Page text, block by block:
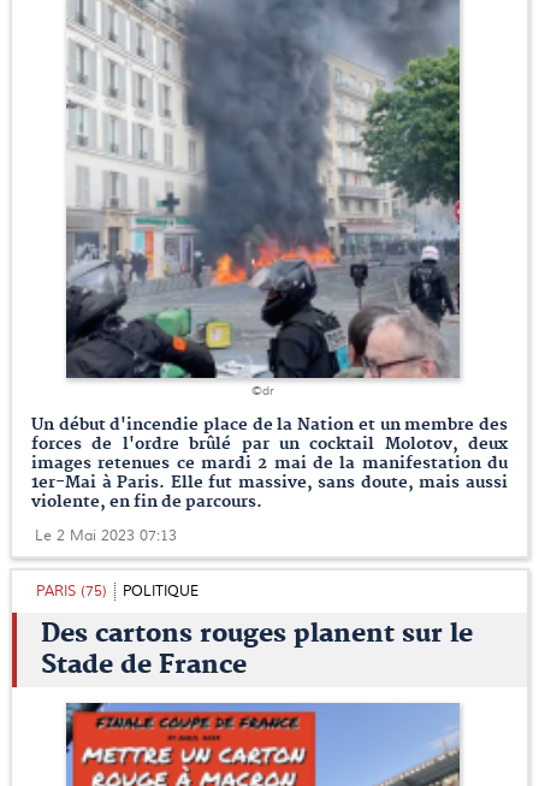
©dr
Un début d'incendie place de la Nation et un membre des
forces de l'ordre brûlé par un cocktail Molotov, deux
images retenues ce mardi 2 mai de la manifestation du
1er-Mai à Paris. Elle fut massive, sans doute, mais aussi
violente, en fin de parcours.
Le 2 Mai 2023 07:13
PARIS (75) POLITIQUE
Des cartons rouges planent sur le
Stade de France